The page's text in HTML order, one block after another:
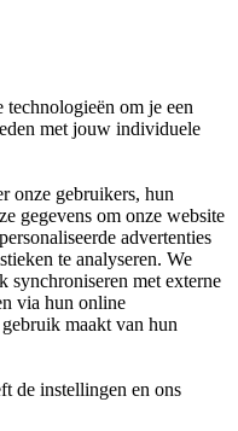
technologieën om je een
met jouw individuele
onze gebruikers, hun
gegevens om onze website
advertenties
te analyseren. We
synchroniseren met externe
via hun online
maakt van hun
de instellingen en ons